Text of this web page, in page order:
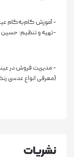
- آموزش گام‌به‌گام
-تهیه و تنظیم:
- مدیریت فروش در
(معرفی انواع عدسی
نشریات